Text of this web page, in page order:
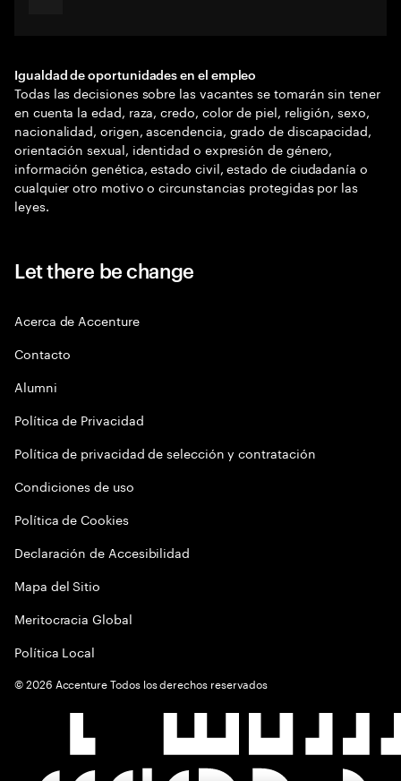
Igualdad de oportunidades en el empleo
Todas las decisiones sobre las vacantes se tomarán sin tener
en cuenta la edad, raza, credo, color de piel, religión, sexo,
nacionalidad, origen, ascendencia, grado de discapacidad,
orientación sexual, identidad o expresión de género,
información genética, estado civil, estado de ciudadanía o
cualquier otro motivo o circunstancias protegidas por las
leyes.
Let there be change
Acerca de Accenture
Contacto
Alumni
Política de Privacidad
Política de privacidad de selección y contratación
Condiciones de uso
Política de Cookies
Declaración de Accesibilidad
Mapa del Sitio
Meritocracia Global
Política Local
©2026 Accenture Todos los derechos reservados